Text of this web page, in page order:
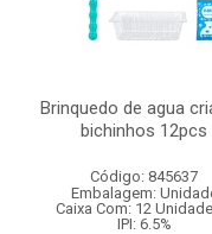
Brinquedo de agua
bichinhos 12pcs
Código: 845637
Embalagem:
Caixa Com: 12
IPI: 6.5%